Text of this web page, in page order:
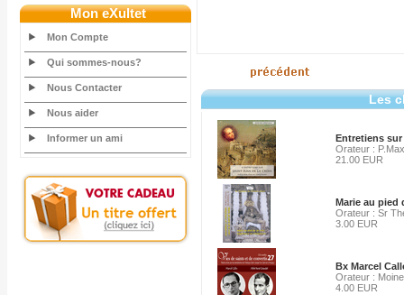
Mon eXultet
Mon Compte
Qui sommes-nous?
Nous Contacter
Nous aider
Informer un ami
Les
Entretiens sur
Orateur :
21.00 EUR
Marie au pied
Orateur : Sr
3.00 EUR
Bx Marcel
Orateur :
4.00 EUR